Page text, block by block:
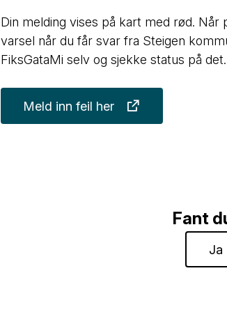
Din melding vises på kart med rød.
varsel når du får svar fra Steigen
FiksGataMi selv og sjekke status på det.
Meld inn feil her
Fant
Ja